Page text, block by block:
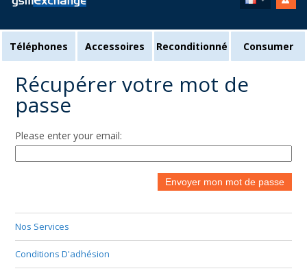
Téléphones Accessoires Reconditionné Consumer
Récupérer votre mot de
passe
Please enter your email:
Envoyer mon mot de passe
Nos Services
Conditions D'adhésion